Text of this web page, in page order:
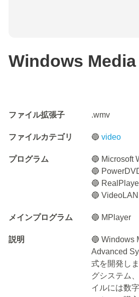
Windows
ファイル拡張子 .wmv
ファイルカテゴリ 🔵video
プログラム
🔵 Microsoft
🔵
🔵
🔵
メインプログラム 🔵 MPlayer
説明
🔵 Windows
Advanced
式を開発し
グシステム
イルには数